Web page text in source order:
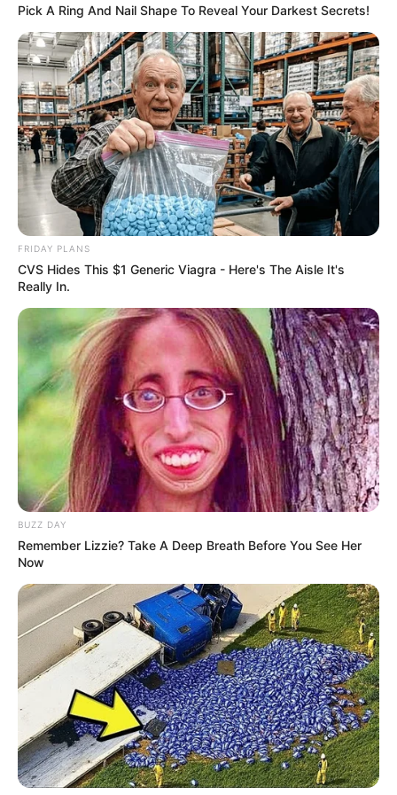
Pick A Ring And Nail Shape To Reveal Your Darkest Secrets!
FRIDAY PLANS
CVS Hides This $1 Generic Viagra - Here's The Aisle It's
Really In.
BUZZ DAY
Remember Lizzie? Take A Deep Breath Before You See Her
Now